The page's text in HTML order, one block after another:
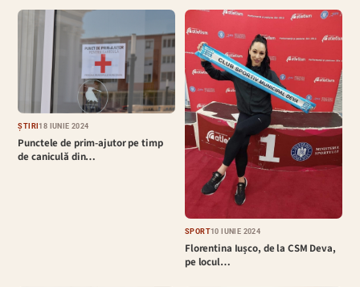
ȘTIRI18 IUNIE 2024
Punctele de prim-ajutor pe timp
de caniculă din…
SPORT10 IUNIE 2024
Florentina Iușco, de la CSM Deva,
pe locul…